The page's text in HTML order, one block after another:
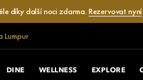
díky další noci zdarma. Rezervovat nyní
Lumpur
DINE WELLNESS EXPLORE